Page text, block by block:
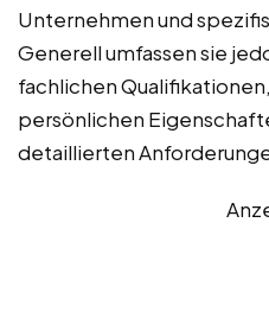
Unternehmen und
Generell umfassen sie
fachlichen
persönlichen
detaillierten